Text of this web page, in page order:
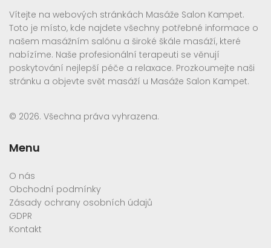
Vítejte na webových stránkách Masáže Salon Kampet.
Toto je místo, kde najdete všechny potřebné informace o
našem masážním salónu a široké škále masáží, které
nabízíme. Naše profesionální terapeuti se věnují
poskytování nejlepší péče a relaxace. Prozkoumejte naši
stránku a objevte svět masáží u Masáže Salon Kampet.
© 2026. Všechna práva vyhrazena.
Menu
O nás
Obchodní podmínky
Zásady ochrany osobních údajů
GDPR
Kontakt